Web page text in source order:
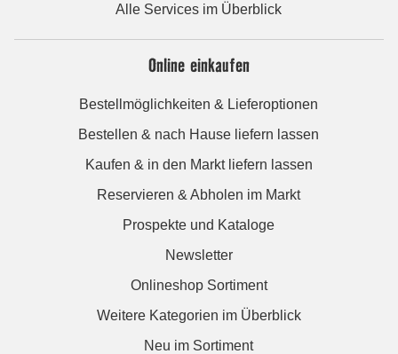
Alle Services im Überblick
Online einkaufen
Bestellmöglichkeiten & Lieferoptionen
Bestellen & nach Hause liefern lassen
Kaufen & in den Markt liefern lassen
Reservieren & Abholen im Markt
Prospekte und Kataloge
Newsletter
Onlineshop Sortiment
Weitere Kategorien im Überblick
Neu im Sortiment